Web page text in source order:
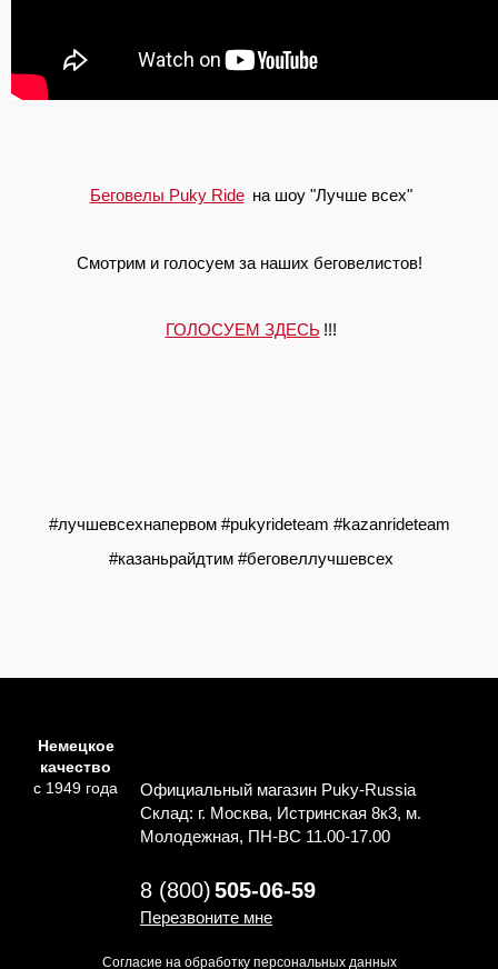
Беговелы Puky Ride на шоу "Лучше всех"
Смотрим и голосуем за наших беговелистов!
ГОЛОСУЕМ ЗДЕСЬ !!!
#лучшевсехнапервом #pukyrideteam #kazanrideteam
#казаньрайдтим #беговеллучшевсех
Немецкое
качество
с 1949 года
Официальный магазин Puky-Russia
Склад: г. Москва, Истринская 8к3, м.
Молодежная, ПН-ВС 11.00-17.00
8 (800)505-06-59
Перезвоните мне
Согласие на обработку персональных данных